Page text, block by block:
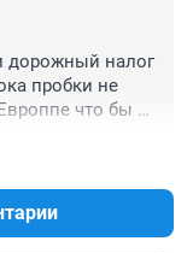
дорожный налог
пробки не
что бы